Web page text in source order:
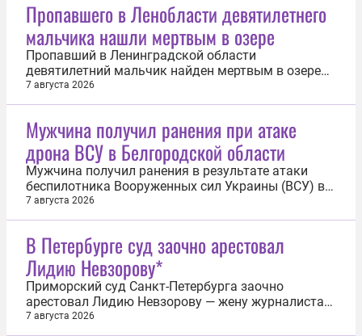
Пропавшего в Ленобласти девятилетнего
мальчика нашли мертвым в озере
Пропавший в Ленинградской области
девятилетний мальчик найден мертвым в озере
Танковое. Об этом 7 августа сообщили в
региональном управлении СК РФ. Ранее в этот
Ломоносовском районе Ленинградской области
ищут пропавшего ребенка. Девятилетний мальчик
5...
7 августа 2026
Мужчина получил ранения при атаке
дрона ВСУ в Белгородской области
Мужчина получил ранения в результате атаки
беспилотника Вооруженных сил Украины (ВСУ) в
Белгородской области. Об этом 7 августа сообщил
оперативный штаб региона. «В Шебекинском
ранен мужчина. Пострадавшего со
множественными осколочными ранениями
головы...
7 августа 2026
В Петербурге суд заочно арестовал
Лидию Невзорову*
Приморский суд Санкт-Петербурга заочно
арестовал Лидию Невзорову — жену журналиста
Александра Невзорова (признан иноагентом, оба
внесены в перечень террористов и экстремистов).
7 августа 2026